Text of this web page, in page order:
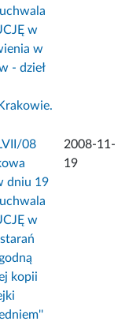
w
w
- dzieł
08
dniu 19
w
kopii
2008-11-
19